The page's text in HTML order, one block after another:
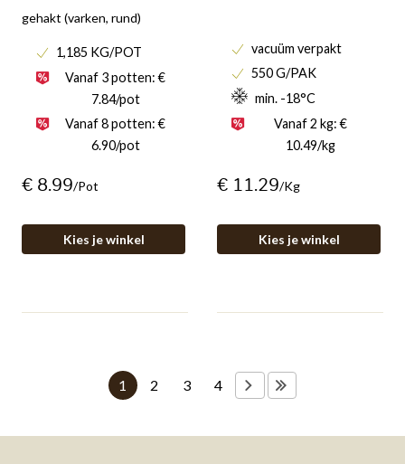
gehakt (varken, rund)
1,185 KG/POT
Vanaf 3 potten: €
7.84/pot
Vanaf 8 potten: €
6.90/pot
€ 8.99/pot
Kies je winkel
vacuüm verpakt
550 G/PAK
min. -18°C
Vanaf 2 kg: €
10.49/kg
€ 11.29/kg
Kies je winkel
Huidige
pagina
1 Pagina
2 Pagina
3 Pagina
4 VOLGENDE PAGINA
VOLGENDE